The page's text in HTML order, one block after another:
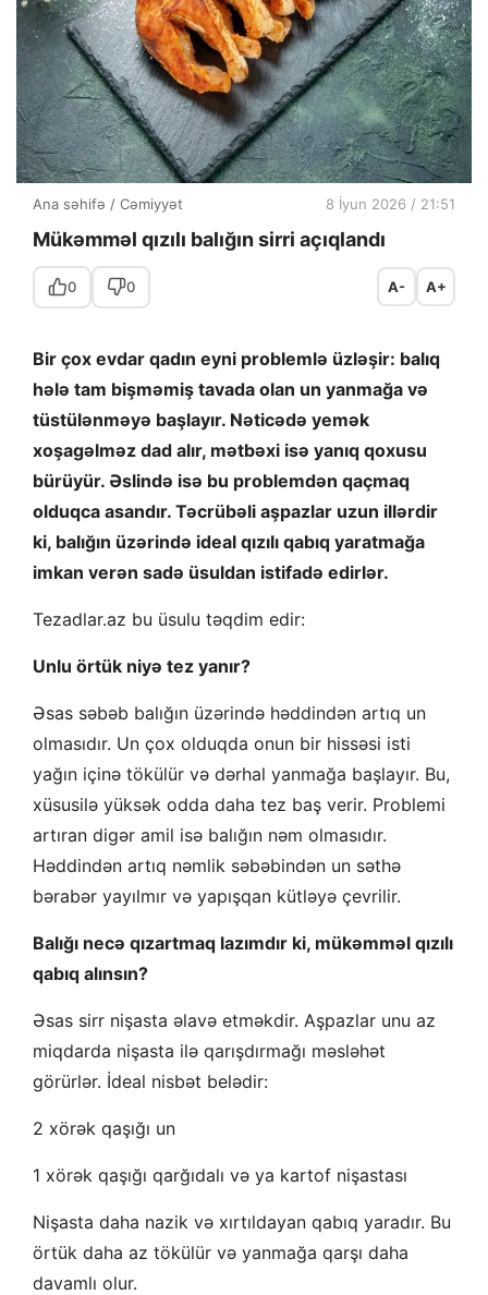
Ana səhifə / Cəmiyyət 8 İyun 2026 / 21:51
Mükəmməl qızılı balığın sirri açıqlandı
0 0 A- A+
Bir çox evdar qadın eyni problemlə üzləşir: balıq
hələ tam bişməmiş tavada olan un yanmağa və
tüstülənməyə başlayır. Nəticədə yemək
xoşagəlməz dad alır, mətbəxi isə yanıq qoxusu
bürüyür. Əslində isə bu problemdən qaçmaq
olduqca asandır. Təcrübəli aşpazlar uzun illərdir
ki, balığın üzərində ideal qızılı qabıq yaratmağa
imkan verən sadə üsuldan istifadə edirlər.
Tezadlar.az bu üsulu təqdim edir:
Unlu örtük niyə tez yanır?
Əsas səbəb balığın üzərində həddindən artıq un
olmasıdır. Un çox olduqda onun bir hissəsi isti
yağın içinə tökülür və dərhal yanmağa başlayır. Bu,
xüsusilə yüksək odda daha tez baş verir. Problemi
artıran digər amil isə balığın nəm olmasıdır.
Həddindən artıq nəmlik səbəbindən un səthə
bərabər yayılmır və yapışqan kütləyə çevrilir.
Balığı necə qızartmaq lazımdır ki, mükəmməl qızılı
qabıq alınsın?
Əsas sirr nişasta əlavə etməkdir. Aşpazlar unu az
miqdarda nişasta ilə qarışdırmağı məsləhət
görürlər. İdeal nisbət belədir:
2 xörək qaşığı un
1 xörək qaşığı qarğıdalı və ya kartof nişastası
Nişasta daha nazik və xırtıldayan qabıq yaradır. Bu
örtük daha az tökülür və yanmağa qarşı daha
davamlı olur.